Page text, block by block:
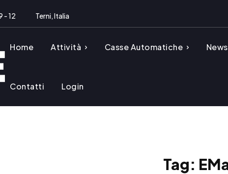
- 12 Terni, Italia
Home Attività Casse Automatiche News
Contatti Login
Tag: